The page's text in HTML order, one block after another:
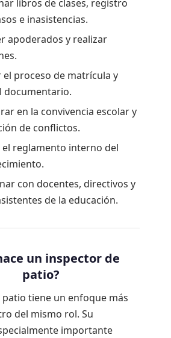
libros de clases, registro
e inasistencias.
apoderados y realizar
el proceso de matrícula y
documentario.
en la convivencia escolar y
de conflictos.
el reglamento interno del
con docentes, directivos y
de la educación.
un inspector de
patio?
patio tiene un enfoque más
del mismo rol. Su
importante